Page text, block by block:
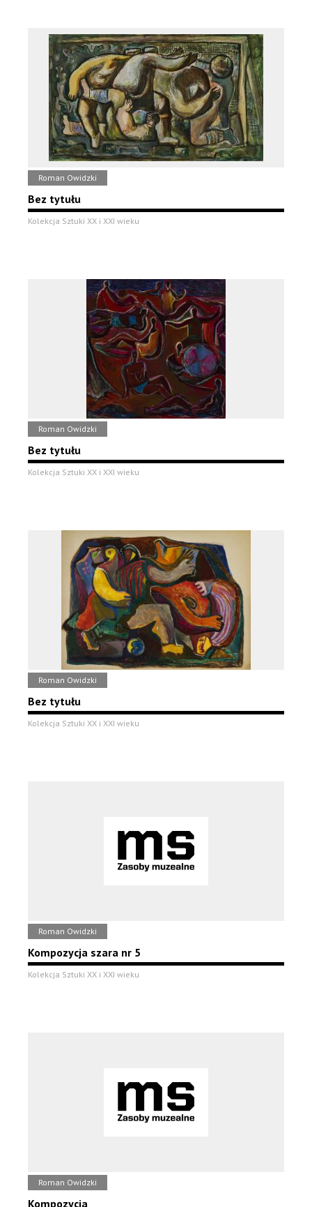
Roman Owidzki
Bez tytułu
Kolekcja Sztuki XX i XXI wieku
Roman Owidzki
Bez tytułu
Kolekcja Sztuki XX i XXI wieku
Roman Owidzki
Bez tytułu
Kolekcja Sztuki XX i XXI wieku
Roman Owidzki
Kompozycja szara nr 5
Kolekcja Sztuki XX i XXI wieku
Roman Owidzki
Kompozycja